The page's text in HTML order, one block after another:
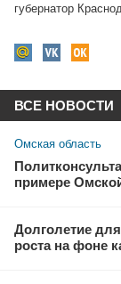
губернатор
ВСЕ НОВОСТИ
Омская область
примере
Долголетие
роста на фоне